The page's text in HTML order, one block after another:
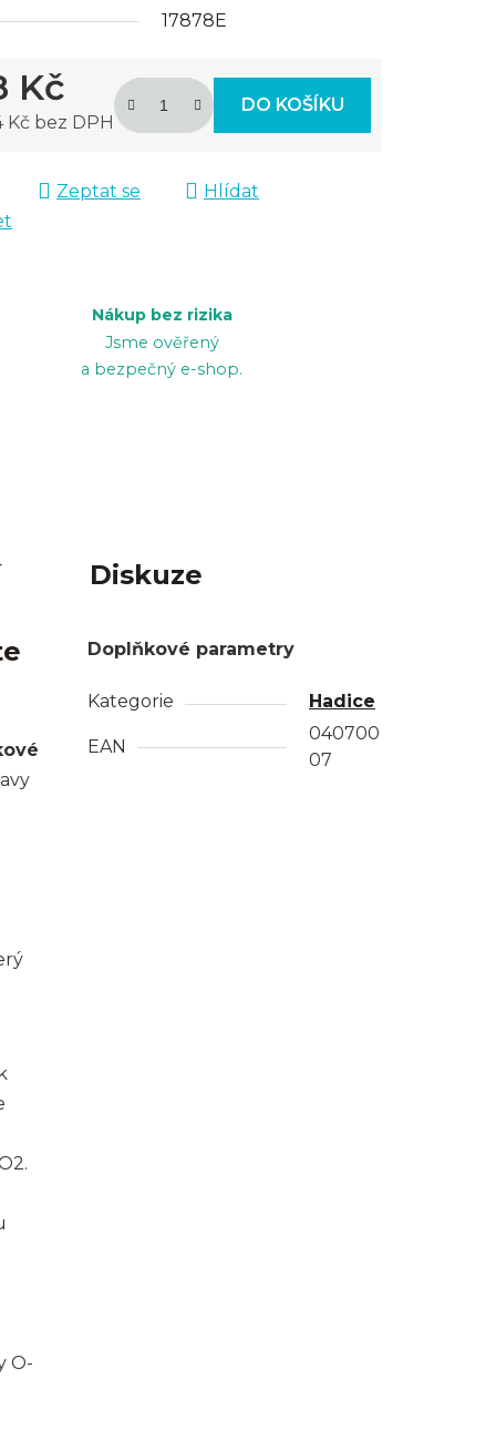
17878E
Kč
Kč bez DPH
DO KOŠÍKU
Zeptat se
Hlídat
Nákup bez rizika
Jsme ověřený
a bezpečný e-shop.
Diskuze
O-
Doplňkové parametry
Kategorie Hadice
EAN
040700
07